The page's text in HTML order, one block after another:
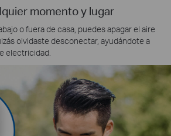
momento y lugar
o fuera de casa, puedes apagar el aire
olvidaste desconectar, ayudándote a
electricidad.